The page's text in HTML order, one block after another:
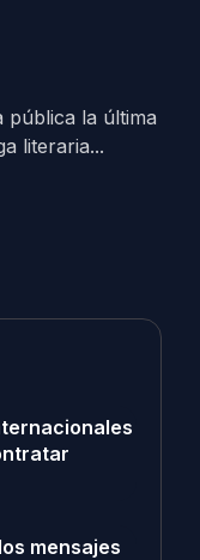
pública la última
literaria...
mensajes